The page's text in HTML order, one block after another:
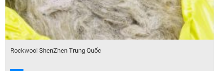
Rockwool ShenZhen Trung Quốc